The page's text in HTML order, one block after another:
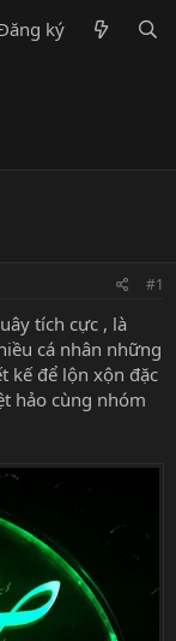
ký
#1
tích cực , là
cá nhân những
kế để lộn xộn đặc
hảo cùng nhóm